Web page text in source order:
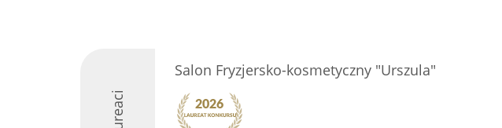
Salon Fryzjersko-kosmetyczny "Urszula"